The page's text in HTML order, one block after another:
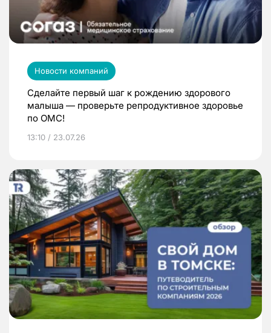
Новости компаний
Сделайте первый шаг к рождению здорового
малыша — проверьте репродуктивное здоровье
по ОМС!
13:10 / 23.07.26